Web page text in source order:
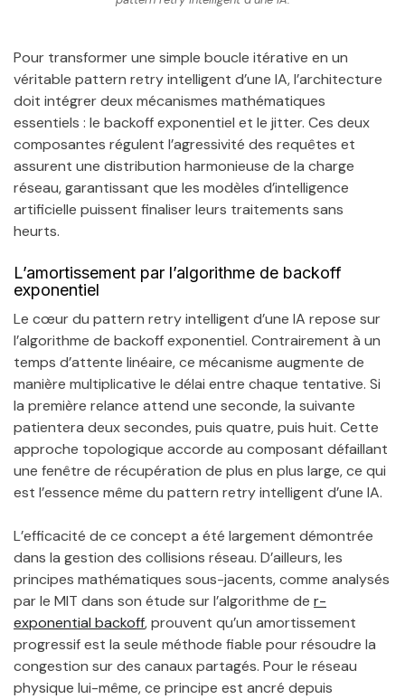
Pour transformer une simple boucle itérative en un
véritable pattern retry intelligent d’une IA, l’architecture
doit intégrer deux mécanismes mathématiques
essentiels : le backoff exponentiel et le jitter. Ces deux
composantes régulent l’agressivité des requêtes et
assurent une distribution harmonieuse de la charge
réseau, garantissant que les modèles d’intelligence
artificielle puissent finaliser leurs traitements sans
heurts.
L’amortissement par l’algorithme de backoff
exponentiel
Le cœur du pattern retry intelligent d’une IA repose sur
l’algorithme de backoff exponentiel. Contrairement à un
temps d’attente linéaire, ce mécanisme augmente de
manière multiplicative le délai entre chaque tentative. Si
la première relance attend une seconde, la suivante
patientera deux secondes, puis quatre, puis huit. Cette
approche topologique accorde au composant défaillant
une fenêtre de récupération de plus en plus large, ce qui
est l’essence même du pattern retry intelligent d’une IA.
L’efficacité de ce concept a été largement démontrée
dans la gestion des collisions réseau. D’ailleurs, les
principes mathématiques sous-jacents, comme analysés
par le MIT dans son étude sur l’algorithme de r-
exponential backoff, prouvent qu’un amortissement
progressif est la seule méthode fiable pour résoudre la
congestion sur des canaux partagés. Pour le réseau
physique lui-même, ce principe est ancré depuis